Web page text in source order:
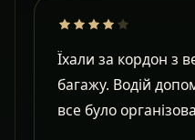
Їхали за кордон з
багажу. Водій
все було